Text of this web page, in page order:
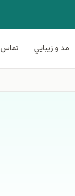
مد و زيبايي تماس